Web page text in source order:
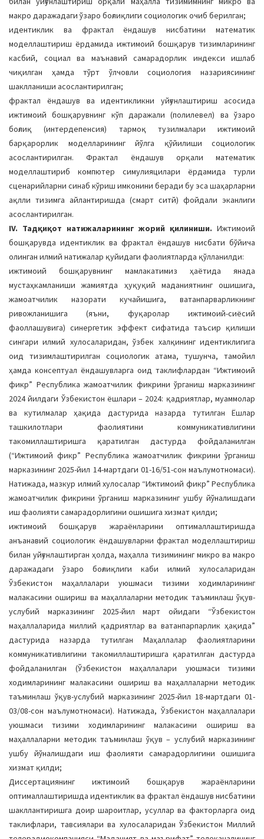
макро даражадаги ўзаро боғлиқлиги социологик очиб берилган;
идентиклик ва фрактал ёндашув нисбатини математик
моделлаштириш ёрдамида ижтимоий бошқарув тизимларининг
касбий, социал ва маънавий самарадорлик индекси ишлаб
чиқилган ҳамда тўрт ўлчовли социология назариясининг
шаклланиши асослантирилган;
фрактал ёндашув ва идентикликни уйғунлаштириш асосида
ижтимоий бошқарувнинг кўп даражали (полилевел) ва ўзаро
боғлиқ (интердепенсия) тармоқ тузилмалари ижтимоий
барқарорлик моделларининг йўлга қўйилиши социологик
асослантирилган. Фрактал ёндашув орқали математик
моделлаштириб компютер симулияцилари ёрдамида турли
сценарийларни синаб кўриш имконини беради бу эса шаҳарларни
ақлли тизимга айлантиришда (смарт cитй) фойдали эканлиги
асослантирилган.
IV. Тадқиқот натижаларининг жорий қилиниши. Ижтимоий
бошқарувда идентиклик ва фрактал ёндашув нисбати бўйича
олинган илмий натижалар қуйидаги фаолиятларда қўлланилди:
ижтимоий бошқарувнинг мамлакатимиз ҳаётида янада
мустаҳкамланиши жамиятда ҳуқуқий маданиятнинг ошишига,
жамоатчилик назорати кучайишига, ватанпарварликнинг
ривожланишига (яъни, фуқаролар ижтимоий-сиёсий
фаоллашувига) синергетик эффект сифатида таъсир қилиши
сингари илмий хулосаларидан, ўзбек халқининг идентиклигига
оид тизимлаштирилган социологик атама, тушунча, тамойил
ҳамда консептуал ёндашувларга оид таклифлардан “Ижтимоий
фикр” Республика жамоатчилик фикрини ўрганиш марказининг
2024 йилдаги Ўзбекистон ёшлари – 2024: қадриятлар, муаммолар
ва кутилмалар ҳақида дастурида назарда тутилган Ёшлар
ташкилотлари фаолиятини коммуникативлигини
такомиллаштиришга қаратилган дастурда фойдаланилган
(“Ижтимоий фикр” Республика жамоатчилик фикрини ўрганиш
марказининг 2025-йил 14-мартдаги 01-16/51-сон маълумотномаси).
Натижада, мазкур илмий хулосалар “Ижтимоий фикр” Республика
жамоатчилик фикрини ўрганиш марказининг ушбу йўналишдаги
иш фаолияти самарадорлигини ошишига хизмат қилди;
ижтимоий бошқарув жараёнларини оптималлаштиришда
анъанавий социологик ёндашувларни фрактал моделлаштириш
билан уйғунлаштирган ҳолда, маҳалла тизимининг микро ва макро
даражадаги ўзаро боғлиқлиги каби илмий хулосаларидан
Ўзбекистон маҳаллалари уюшмаси тизими ходимларининг
малакасини ошириш ва маҳаллаларни методик таъминлаш ўқув-
услубий марказининг 2025-йил март ойидаги “Ўзбекистон
маҳаллаларида миллий қадриятлар ва ватанпарпарлик ҳақида”
дастурида назарда тутилган Маҳаллалар фаолиятларини
коммуникативлигини такомиллаштиришга қаратилган дастурда
фойдаланилган (Ўзбекистон маҳаллалари уюшмаси тизими
ходимларининг малакасини ошириш ва маҳаллаларни методик
таъминлаш ўқув-услубий марказининг 2025-йил 18-мартдаги 01-
03/08-сон маълумотномаси). Натижада, Ўзбекистон маҳаллалари
уюшмаси тизими ходимларининг малакасини ошириш ва
маҳаллаларни методик таъминлаш ўқув – услубий марказининг
ушбу йўналишдаги иш фаолияти самарадорлигини ошишига
хизмат қилди;
Диссертациянинг ижтимоий бошқарув жараёнларини
оптималлаштиришда идентиклик ва фрактал ёндашув нисбатини
шакллантиришга доир шароитлар, усуллар ва факторларга оид
таклифлари, тавсиялари ва хулосаларидан Ўзбекистон Миллий